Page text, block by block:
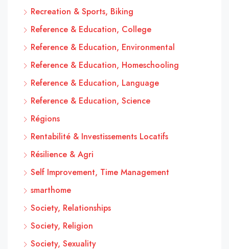
Recreation & Sports, Biking
Reference & Education, College
Reference & Education, Environmental
Reference & Education, Homeschooling
Reference & Education, Language
Reference & Education, Science
Régions
Rentabilité & Investissements Locatifs
Résilience & Agri
Self Improvement, Time Management
smarthome
Society, Relationships
Society, Religion
Society, Sexuality